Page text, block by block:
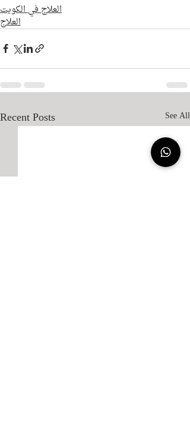
العلاج في الكويت
العلاج
Recent Posts See All